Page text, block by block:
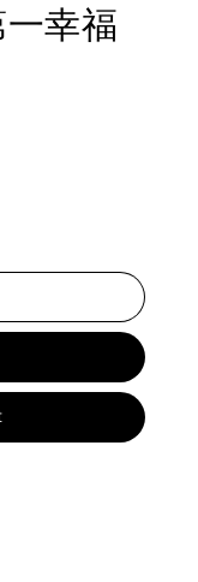
幸福